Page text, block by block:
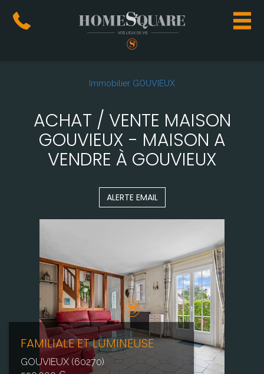
Immobilier GOUVIEUX
ACHAT / VENTE MAISON
GOUVIEUX - MAISON A
VENDRE À GOUVIEUX
ALERTE EMAIL
FAMILIALE ET LUMINEUSE
GOUVIEUX (60270)